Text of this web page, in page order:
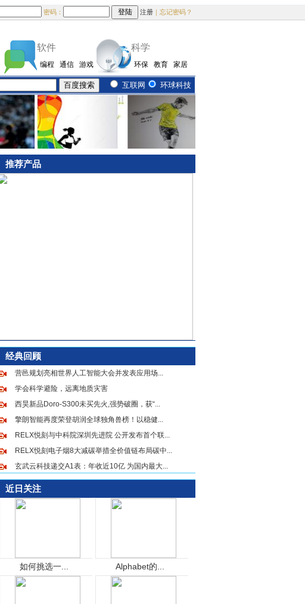
密码： 注册 ｜忘记密码？
软件
编程 通信 游戏
科学
环保 教育 家居
互联网 环球科技
推荐产品
经典回顾
营邑规划亮相世界人工智能大会并发表应用场...
学会科学避险，远离地质灾害
西昊新品Doro-S300未买先火,强势破圈，获“...
擎朗智能再度荣登胡润全球独角兽榜！以稳健...
RELX悦刻与中科院深圳先进院 公开发布首个联...
RELX悦刻电子烟8大减碳举措全价值链布局碳中...
玄武云科技递交A1表：年收近10亿 为国内最大...
近日关注
如何挑选一... Alphabet的...